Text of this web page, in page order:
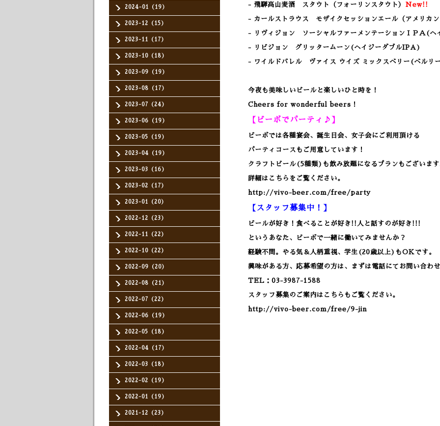
2024-01（19）
2023-12（15）
2023-11（17）
2023-10（18）
2023-09（19）
2023-08（17）
2023-07（24）
2023-06（19）
2023-05（19）
2023-04（19）
2023-03（16）
2023-02（17）
2023-01（20）
2022-12（23）
2022-11（22）
2022-10（22）
2022-09（20）
2022-08（21）
2022-07（22）
2022-06（19）
2022-05（18）
2022-04（17）
2022-03（18）
2022-02（19）
2022-01（19）
2021-12（23）
- 飛騨高山麦酒 スタウト（フォーリンスタウト） New!!
- カールストラウス モザイクセッションエール（アメリカ
- リヴィジョン ソーシャルファーメンテーションＩＰＡ(
- リビジョン グリッタームーン(ヘイジーダブルIPA)
- ワイルドバレル ヴァイス ウイズ ミックスベリー(ベルリ
今夜も美味しいビールと楽しいひと時を！
Cheers for wonderful beers！
【ビーボでパーティ♪】
ビーボでは各種宴会、誕生日会、女子会にご利用頂ける
パーティコースもご用意しています！
クラフトビール(5種類)も飲み放題になるプランもございます
詳細はこちらをご覧ください。
http://vivo-beer.com/free/party
【スタッフ募集中！】
ビールが好き！食べることが好き!!人と話すのが好き!!!
というあなた、ビーボで一緒に働いてみませんか？
経験不問。やる気＆人柄重視、学生(20歳以上)もOKです。
興味がある方、応募希望の方は、まずは電話にてお問い合わせ
TEL：03-3987-1588
スタッフ募集のご案内はこちらもご覧ください。
http://vivo-beer.com/free/9-jin